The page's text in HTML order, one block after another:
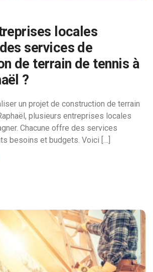
locales
services de
de terrain de tennis à
?
un projet de construction de terrain
plusieurs entreprises locales
Chacune offre des services
besoins et budgets. Voici […]